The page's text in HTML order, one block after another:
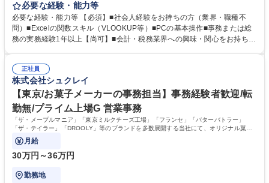
客対応から、経理サポート、社会保険手続き、さらには新たなシステム導
入の検討まで、幅広く組織を支える役割です。 ■備品発注・在庫管理、郵
送物対応、電話・来客対応 ■金融機関への外出業務（入出金管理補助）、
福利厚生・社内イベントの運営管理 ■社内ルールの整備、職場環境の改善
社内新システムの導入検討・比較検証 募集職種 【新橋/総務】女性歓迎※
ポジティブアクション／年休126日／土日祝休
必要な経験・能力等
必要な経験・能力等 【必須】■社会人経験をお持ちの方（業界・職種不
問）■Excelの関数スキル（VLOOKUP等）■PCの基本操作■事務または総
務の実務経験1年以上【尚可】■会計・税務業界への興味・関心をお持ちの
ィブアクション 学歴・資格 学歴：大学院 大学 高専 短大 専修学校 高校 語
学力： 資格：
正社員
株式会社シュクレイ
【東京/お菓子メーカーの事務担当】事務経験者歓迎/転
勤無/プライム上場G 営業事務
「ザ・メープルマニア」「東京ミルクチーズ工場」「フランセ」「バターバトラー」
「ザ・テイラー」「DROOLY」等のブランドを多数展開する当社にて、オリジナル菓子
ブランド商品の事務業務をお任せいたします。
月給
30万円～36万円
勤務地